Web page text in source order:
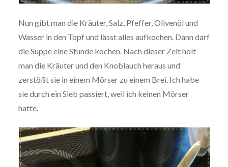
Nun gibt man die Kräuter, Salz, Pfeffer, Olivenöl und
Wasser in den Topf und lässt alles aufkochen. Dann darf
die Suppe eine Stunde kochen. Nach dieser Zeit holt
man die Kräuter und den Knoblauch heraus und
zerstößt sie in einem Mörser zu einem Brei. Ich habe
sie durch ein Sieb passiert, weil ich keinen Mörser
hatte.